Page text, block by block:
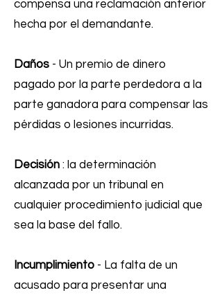
compensa una reclamación anterior
hecha por el demandante.
Daños - Un premio de dinero
pagado por la parte perdedora a la
parte ganadora para compensar las
pérdidas o lesiones incurridas.
Decisión : la determinación
alcanzada por un tribunal en
cualquier procedimiento judicial que
sea la base del fallo.
Incumplimiento - La falta de un
acusado para presentar una